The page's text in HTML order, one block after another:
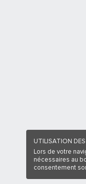
UTILISATION
Lors de votre
nécessaires au
consentement